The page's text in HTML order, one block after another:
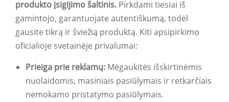
produkto įsigijimo šaltinis. Pirkdami tiesiai iš
gamintojo, garantuojate autentiškumą, todėl
gausite tikrą ir šviežią produktą. Kiti apsipirkimo
oficialioje svetainėje privalumai:
Prieiga prie reklamų: Mėgaukitės išskirtinėmis
nuolaidomis, masiniais pasiūlymais ir retkarčiais
nemokamo pristatymo pasiūlymais.